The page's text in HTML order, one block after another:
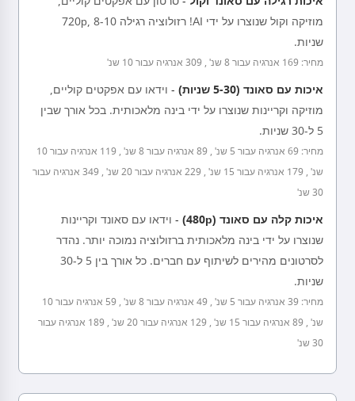
מוזיקה וקול שנוצרו על ידי AI! רזולוציה רגילה 720p, 8-10
שניות.
מחיר: 169 אנרגיה עבור 8 שנ' , 309 אנרגיה עבור 10 שנ'
איכות עם סאונד (5-30 שניות) -וידאו עם אפקטים קוליים,
מוזיקה וקריינות שנוצרו על ידי בינה מלאכותית. בכל אורך שבין
5 ל-30 שניות.
מחיר: 69 אנרגיה עבור 5 שנ' , 89 אנרגיה עבור 8 שנ' , 119 אנרגיה עבור 10
שנ' , 179 אנרגיה עבור 15 שנ' , 229 אנרגיה עבור 20 שנ' , 349 אנרגיה עבור
30 שנ'
איכות קלה עם סאונד (480p) -וידאו עם סאונד וקריינות
שנוצרו על ידי בינה מלאכותית ברזולוציה נמוכה יותר. נהדר
לסרטונים מהירים לשיתוף עם חברים. כל אורך בין 5 ל-30
שניות.
מחיר: 39 אנרגיה עבור 5 שנ' , 49 אנרגיה עבור 8 שנ' , 59 אנרגיה עבור 10
שנ' , 89 אנרגיה עבור 15 שנ' , 129 אנרגיה עבור 20 שנ' , 189 אנרגיה עבור
30 שנ'